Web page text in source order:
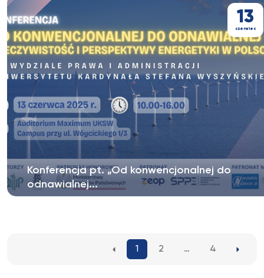
13
czerwiec
Konferencja pt. „Od konwencjonalnej do
odnawialnej...
1 2 … 4